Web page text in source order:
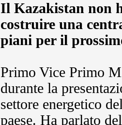
Il Kazakistan non
costruire una
piani per il
Primo Vice Primo
durante la
settore energetico
paese. Ha parlato